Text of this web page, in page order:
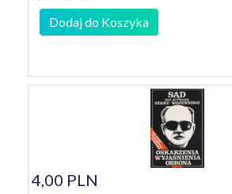
Dodaj do Koszyka
4,00 PLN